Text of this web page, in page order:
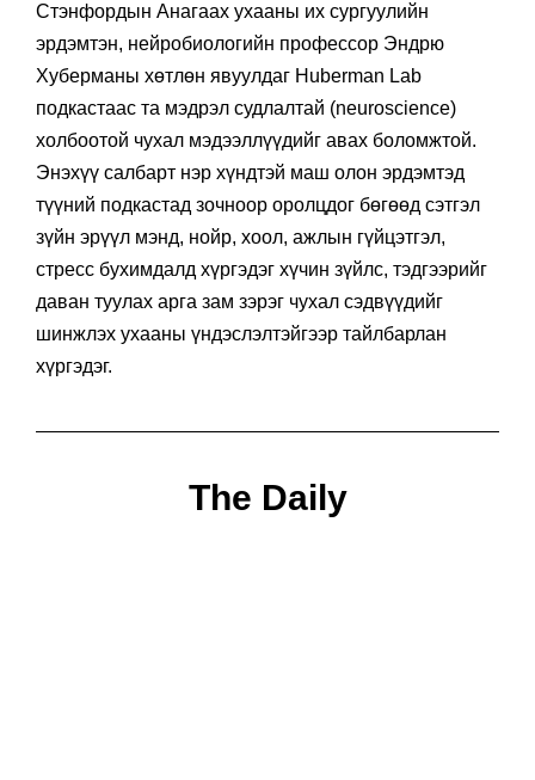
Стэнфордын Анагаах ухааны их сургуулийн
эрдэмтэн, нейробиологийн профессор Эндрю
Хуберманы хөтлөн явуулдаг Huberman Lab
подкастаас та мэдрэл судлалтай (neuroscience)
холбоотой чухал мэдээллүүдийг авах боломжтой.
Энэхүү салбарт нэр хүндтэй маш олон эрдэмтэд
түүний подкастад зочноор оролцдог бөгөөд сэтгэл
зүйн эрүүл мэнд, нойр, хоол, ажлын гүйцэтгэл,
стресс бухимдалд хүргэдэг хүчин зүйлс, тэдгээрийг
даван туулах арга зам зэрэг чухал сэдвүүдийг
шинжлэх ухааны үндэслэлтэйгээр тайлбарлан
хүргэдэг.
The Daily